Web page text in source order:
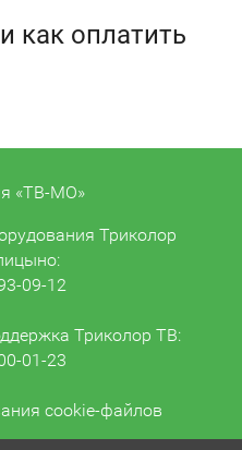
как оплатить
«ТВ-МО»
Триколор
09-12
Триколор ТВ:
01-23
cookie-файлов